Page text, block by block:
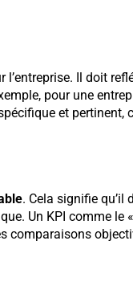
l’entreprise. Il doit
pour une
et pertinent,
. Cela signifie qu’il
Un KPI comme le
comparaisons